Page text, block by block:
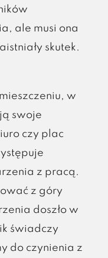
ale musi ona
skutek.
w
swoje
czy plac
z pracą.
z góry
doszło w
świadczy
do czynienia z